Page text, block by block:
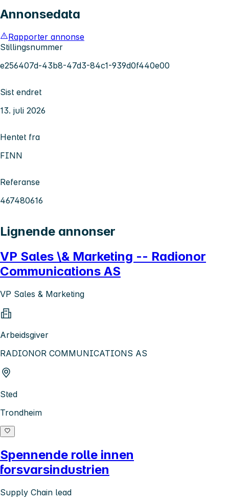
Annonsedata
Rapporter annonse
Stillingsnummer
e256407d-43b8-47d3-84c1-939d0f440e00
Sist endret
13. juli 2026
Hentet fra
FINN
Referanse
467480616
Lignende annonser
VP Sales \& Marketing -- Radionor
Communications AS
VP Sales & Marketing
Arbeidsgiver
RADIONOR COMMUNICATIONS AS
Sted
Trondheim
Spennende rolle innen
forsvarsindustrien
Supply Chain lead